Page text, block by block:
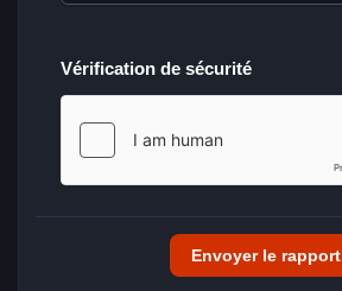
Vérification de sécurité
Envoyer le rapport